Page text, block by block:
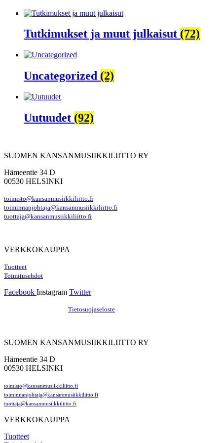
Tutkimukset ja muut julkaisut (72)
Uncategorized (2)
Uutuudet (92)
SUOMEN KANSANMUSIIKKILIITTO RY
Hämeentie 34 D
00530 HELSINKI
toimisto@kansanmusiikkiliitto.fi
toiminnanjohtaja@kansanmusiikkiliitto.fi
tuottaja@kansanmusiikkiliitto.fi
VERKKOKAUPPA
Tuotteet
Toimitusehdot
Facebook Instagram Twitter
Tietosuojaseloste
SUOMEN KANSANMUSIIKKILIITTO RY
Hämeentie 34 D
00530 HELSINKI
toimisto@kansanmusiikkiliitto.fi
toiminnanjohtaja@kansanmusiikkiliitto.fi
tuottaja@kansanmusiikkiliitto.fi
VERKKOKAUPPA
Tuotteet